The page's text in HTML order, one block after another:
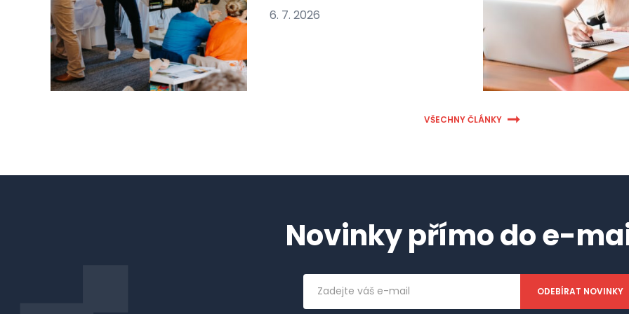
6. 7. 2026
VŠECHNY ČLÁNKY
Novinky přímo do e-
Emailová
adresa